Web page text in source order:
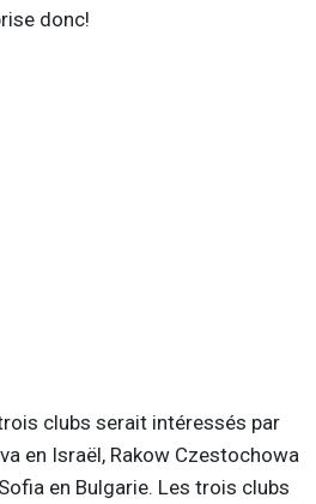
donc!
clubs serait intéressés par
en Israël, Rakow Czestochowa
en Bulgarie. Les trois clubs